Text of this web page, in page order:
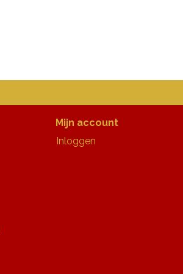
Mijn account
Inloggen